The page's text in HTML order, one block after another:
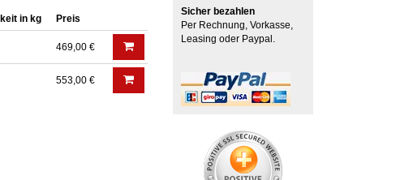
in kg Preis
469,00 €
553,00 €
Sicher bezahlen
Per Rechnung, Vorkasse,
Leasing oder Paypal.